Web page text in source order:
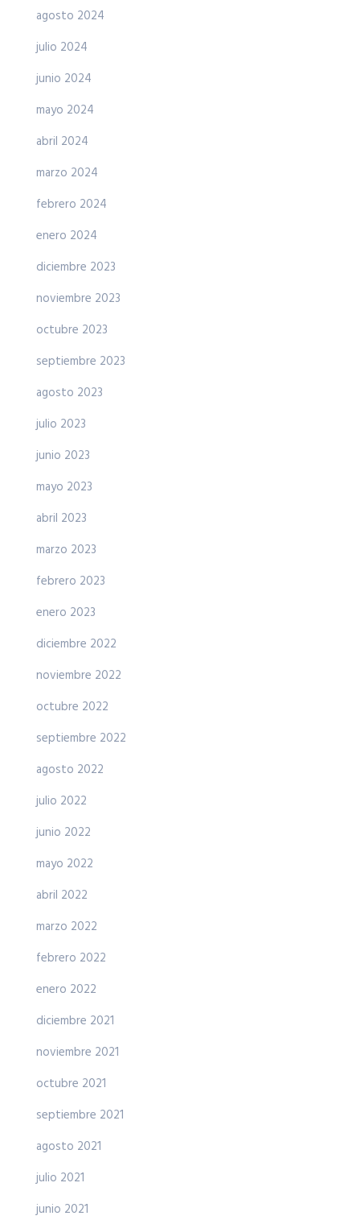
agosto 2024
julio 2024
junio 2024
mayo 2024
abril 2024
marzo 2024
febrero 2024
enero 2024
diciembre 2023
noviembre 2023
octubre 2023
septiembre 2023
agosto 2023
julio 2023
junio 2023
mayo 2023
abril 2023
marzo 2023
febrero 2023
enero 2023
diciembre 2022
noviembre 2022
octubre 2022
septiembre 2022
agosto 2022
julio 2022
junio 2022
mayo 2022
abril 2022
marzo 2022
febrero 2022
enero 2022
diciembre 2021
noviembre 2021
octubre 2021
septiembre 2021
agosto 2021
julio 2021
junio 2021